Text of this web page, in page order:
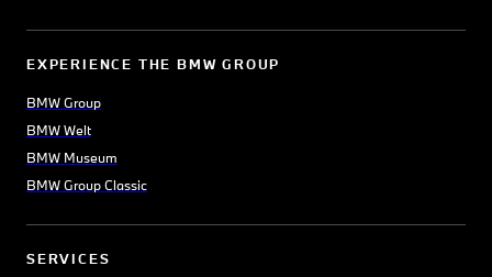
EXPERIENCE THE BMW GROUP
BMW Group
BMW Welt
BMW Museum
BMW Group Classic
SERVICES